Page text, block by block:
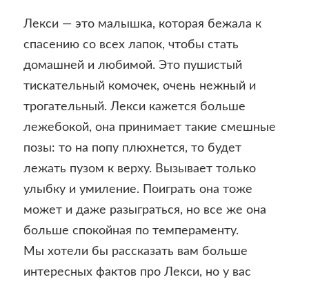
Лекси — это малышка, которая бежала к
спасению со всех лапок, чтобы стать
домашней и любимой. Это пушистый
тискательный комочек, очень нежный и
трогательный. Лекси кажется больше
лежебокой, она принимает такие смешные
позы: то на попу плюхнется, то будет
лежать пузом к верху. Вызывает только
улыбку и умиление. Поиграть она тоже
может и даже разыграться, но все же она
больше спокойная по темпераменту.
Мы хотели бы рассказать вам больше
интересных фактов про Лекси, но у вас